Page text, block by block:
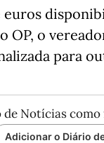
euros
OP, o
para
de Notícias
Adicionar o Diário